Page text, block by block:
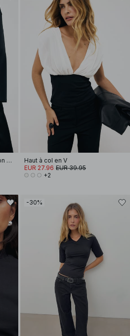
Hotton doux en jersey de coton à manches larges
Haut à col en V
EUR 27.96 EUR 39.95
+2
-30%